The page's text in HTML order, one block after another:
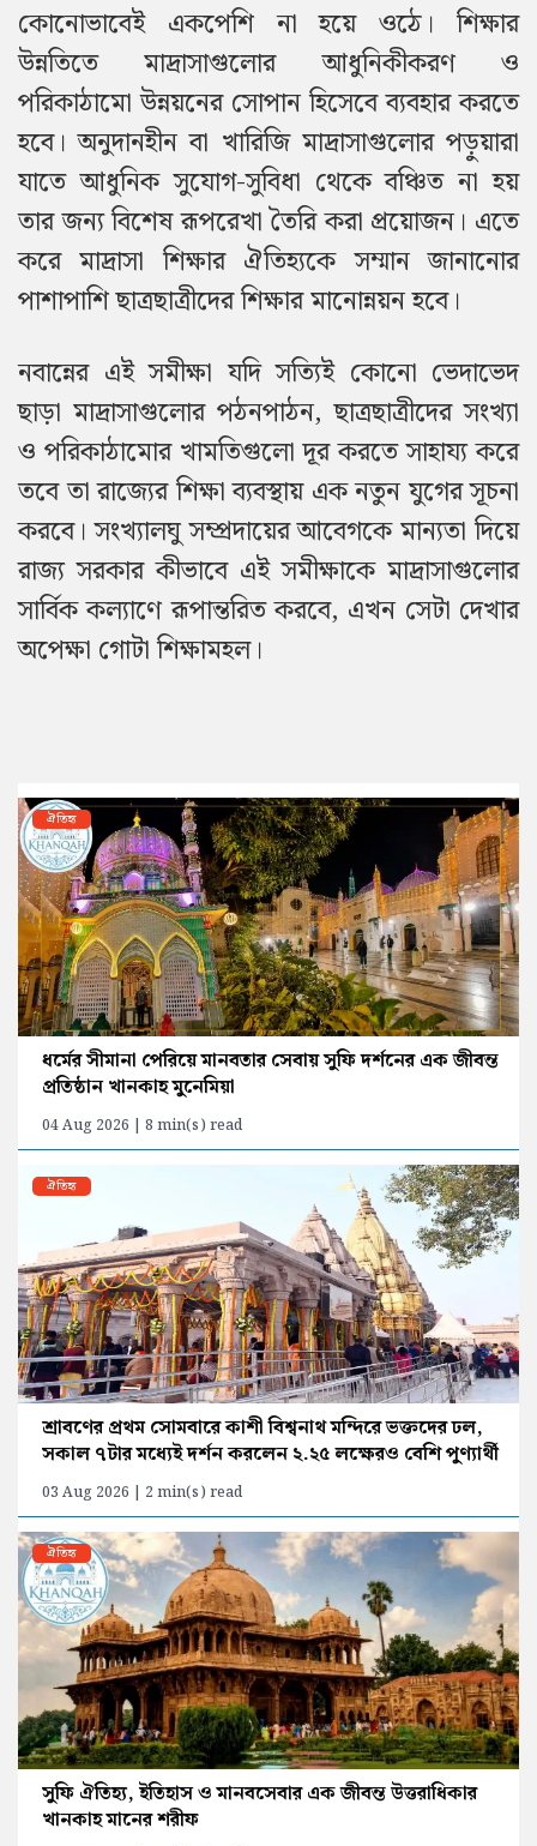
কোনোভাবেই একপেশি না হয়ে ওঠে। শিক্ষার
উন্নতিতে মাদ্রাসাগুলোর আধুনিকীকরণ ও
পরিকাঠামো উন্নয়নের সোপান হিসেবে ব্যবহার করতে
হবে। অনুদানহীন বা খারিজি মাদ্রাসাগুলোর পড়ুয়ারা
যাতে আধুনিক সুযোগ-সুবিধা থেকে বঞ্চিত না হয়
তার জন্য বিশেষ রূপরেখা তৈরি করা প্রয়োজন। এতে
করে মাদ্রাসা শিক্ষার ঐতিহ্যকে সম্মান জানানোর
পাশাপাশি ছাত্রছাত্রীদের শিক্ষার মানোন্নয়ন হবে।
নবান্নের এই সমীক্ষা যদি সত্যিই কোনো ভেদাভেদ
ছাড়া মাদ্রাসাগুলোর পঠনপাঠন, ছাত্রছাত্রীদের সংখ্যা
ও পরিকাঠামোর খামতিগুলো দূর করতে সাহায্য করে
তবে তা রাজ্যের শিক্ষা ব্যবস্থায় এক নতুন যুগের সূচনা
করবে। সংখ্যালঘু সম্প্রদায়ের আবেগকে মান্যতা দিয়ে
রাজ্য সরকার কীভাবে এই সমীক্ষাকে মাদ্রাসাগুলোর
সার্বিক কল্যাণে রূপান্তরিত করবে, এখন সেটা দেখার
অপেক্ষা গোটা শিক্ষামহল।
ঐতিহ্য
ধর্মের সীমানা পেরিয়ে মানবতার সেবায় সুফি দর্শনের এক জীবন্ত
প্রতিষ্ঠান খানকাহ মুনেমিয়া
04 Aug 2026 | 8 min(s) read
ঐতিহ্য
শ্রাবণের প্রথম সোমবারে কাশী বিশ্বনাথ মন্দিরে ভক্তদের ঢল,
সকাল ৭টার মধ্যেই দর্শন করলেন ২.২৫ লক্ষেরও বেশি পুণ্যার্থী
03 Aug 2026 | 2 min(s) read
ঐতিহ্য
সুফি ঐতিহ্য, ইতিহাস ও মানবসেবার এক জীবন্ত উত্তরাধিকার
খানকাহ মানের শরীফ